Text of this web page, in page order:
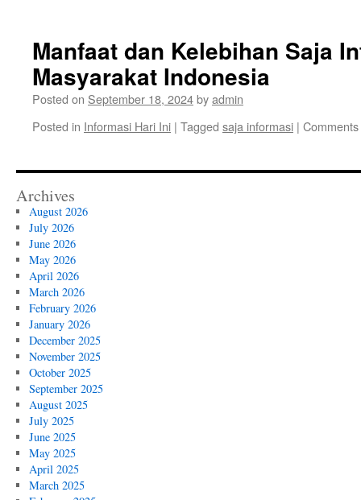
Manfaat dan Kelebihan Saja
Masyarakat Indonesia
Posted on September 18, 2024byadmin
Posted in Informasi Hari Ini | Tagged saja informasi |
Archives
August 2026
July 2026
June 2026
May 2026
April 2026
March 2026
February 2026
January 2026
December 2025
November 2025
October 2025
September 2025
August 2025
July 2025
June 2025
May 2025
April 2025
March 2025